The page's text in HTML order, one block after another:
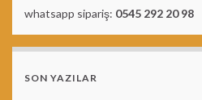
whatsapp sipariş: 0545 292 20 98
SON YAZILAR